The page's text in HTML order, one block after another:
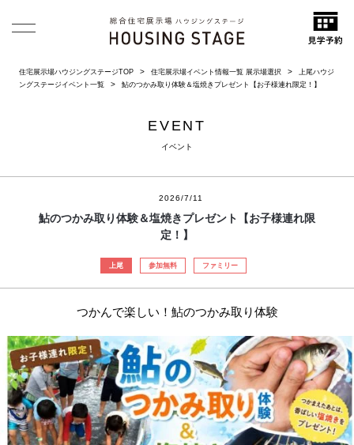
住宅展示場ハウジングステージTOP 住宅展示場イベント情報一覧 展示場選択
上尾ハウジ
ングステージイベント一覧
鮎のつかみ取り体験＆塩焼きプレゼント【お子様連れ限定！】
EVENT
イベント
2026/7/11
鮎のつかみ取り体験＆塩焼きプレゼント【お子様連れ限
定！】
上尾 参加無料 ファミリー
つかんで楽しい！鮎のつかみ取り体験